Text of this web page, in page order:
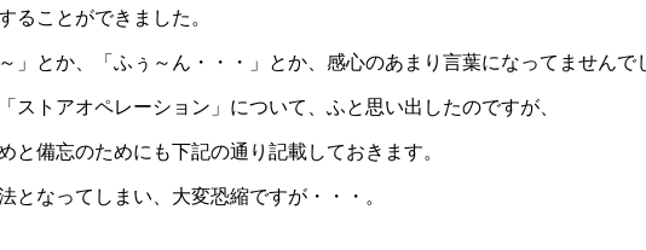
ることができました。
」とか、「ふぅ～ん・・・」とか、感心のあまり言葉になってませんで
ストアオペレーション」について、ふと思い出したのですが、
備忘のためにも下記の通り記載しておきます。
となってしまい、大変恐縮ですが・・・。